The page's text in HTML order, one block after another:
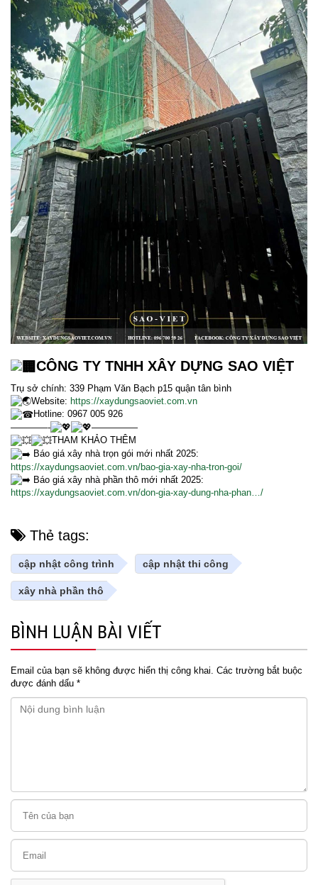
CÔNG TY TNHH XÂY DỰNG SAO VIỆT
Trụ sở chính: 339 Phạm Văn Bạch p15 quận tân bình
Website: https://xaydungsaoviet.com.vn
Hotline: 0967 005 926
————-
—————
THAM KHẢO THÊM
Báo giá xây nhà trọn gói mới nhất 2025:
https://xaydungsaoviet.com.vn/bao-gia-xay-nha-tron-goi/
Báo giá xây nhà phần thô mới nhất 2025:
https://xaydungsaoviet.com.vn/don-gia-xay-dung-nha-phan…/
Thẻ tags:
cập nhật công trình cập nhật thi công
xây nhà phần thô
BÌNH LUẬN BÀI VIẾT
Email của bạn sẽ không được hiển thị công khai. Các trường bắt buộc
được đánh dấu *